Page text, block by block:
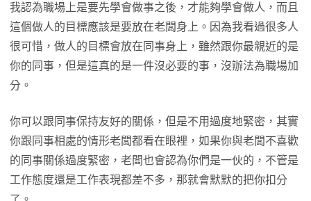
我認為職場上是要先學會做事之後，才能夠學會做人，而且
這個做人的目標應該是要放在老闆身上。因為我看過很多人
很可惜，做人的目標會放在同事身上，雖然跟你最親近的是
你的同事，但是這真的是一件沒必要的事，沒辦法為職場加
分。
你可以跟同事保持友好的關係，但是不用過度地緊密，其實
你跟同事相處的情形老闆都看在眼裡，如果你與老闆不喜歡
的同事關係過度緊密，老闆也會認為你們是一伙的，不管是
工作態度還是工作表現都差不多，那就會默默的把你扣分